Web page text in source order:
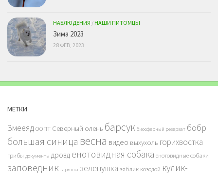
НАБЛЮДЕНИЯ /НАШИ ПИТОМЦЫ
Зима 2023
28 ФЕВ, 2023
МЕТКИ
ЗмееядООПТ Северный олень барсук биосферный резерват бобр
большая синица весна видео выхухоль горихвостка
грибы документы дрозд енотовидная собака енотовидные собаки
заповедник зарянка зеленушка зяблик козодой кулик-